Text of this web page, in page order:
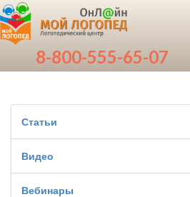
8-800-555-65-07
Статьи
Видео
Вебинары